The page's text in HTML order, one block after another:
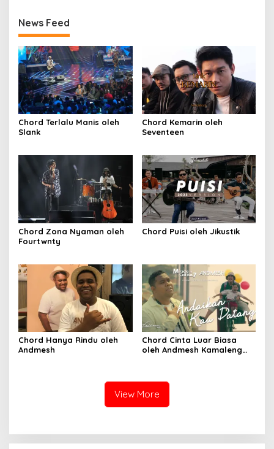
News Feed
Chord Terlalu Manis oleh
Slank
Chord Kemarin oleh
Seventeen
Chord Zona Nyaman oleh
Fourtwnty
Chord Puisi oleh Jikustik
Chord Hanya Rindu oleh
Andmesh
Chord Cinta Luar Biasa
oleh Andmesh Kamaleng
View More